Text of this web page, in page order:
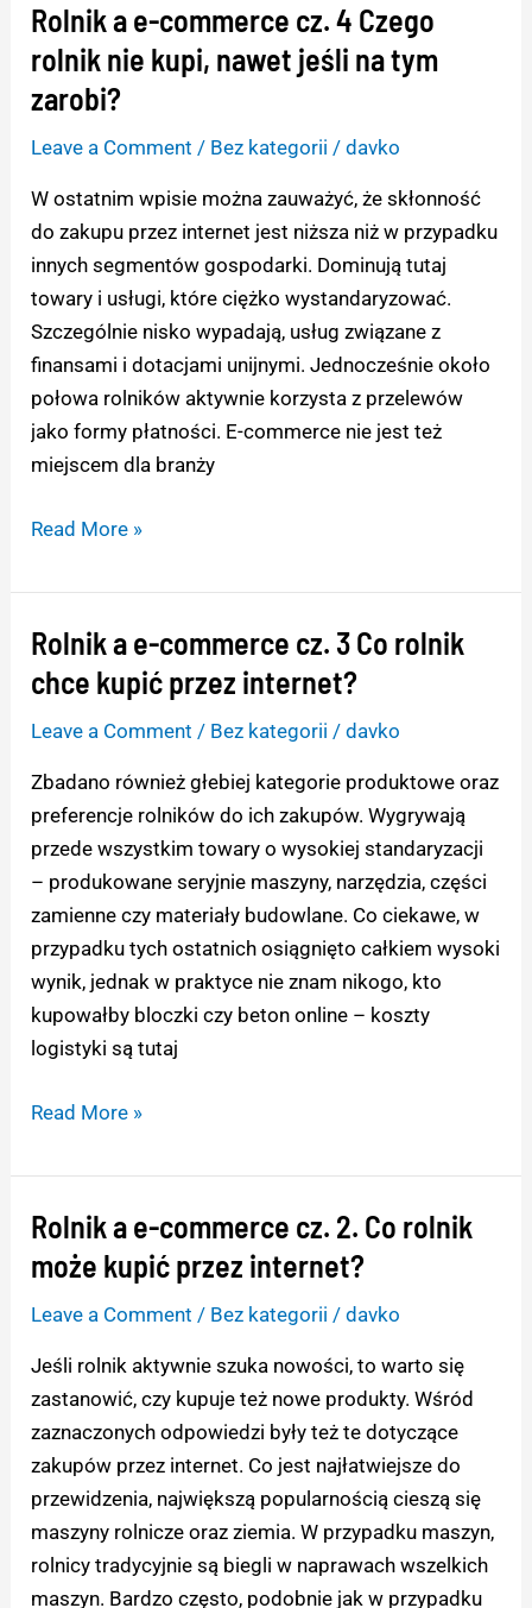
Rolnik a e-commerce cz. 4 Czego
rolnik nie kupi, nawet jeśli na tym
zarobi?
Leave a Comment / Bez kategorii /davko
W ostatnim wpisie można zauważyć, że skłonność
do zakupu przez internet jest niższa niż w przypadku
innych segmentów gospodarki. Dominują tutaj
towary i usługi, które ciężko wystandaryzować.
Szczególnie nisko wypadają, usług związane z
finansami i dotacjami unijnymi. Jednocześnie około
połowa rolników aktywnie korzysta z przelewów
jako formy płatności. E-commerce nie jest też
miejscem dla branży
Rolnik
a
commerce
cz.
nawet
na
tym
zarobi?
Read More »
Rolnik a e-commerce cz. 3 Co rolnik
chce kupić przez internet?
Leave a Comment / Bez kategorii /davko
Zbadano również głebiej kategorie produktowe oraz
preferencje rolników do ich zakupów. Wygrywają
przede wszystkim towary o wysokiej standaryzacji
– produkowane seryjnie maszyny, narzędzia, części
zamienne czy materiały budowlane. Co ciekawe, w
przypadku tych ostatnich osiągnięto całkiem wysoki
wynik, jednak w praktyce nie znam nikogo, kto
kupowałby bloczki czy beton online – koszty
logistyki są tutaj
Rolnik
a
commerce
cz.
chce
przez
internet?
Read More »
Rolnik a e-commerce cz. 2. Co rolnik
może kupić przez internet?
Leave a Comment / Bez kategorii /davko
Jeśli rolnik aktywnie szuka nowości, to warto się
zastanowić, czy kupuje też nowe produkty. Wśród
zaznaczonych odpowiedzi były też te dotyczące
zakupów przez internet. Co jest najłatwiejsze do
przewidzenia, największą popularnością cieszą się
maszyny rolnicze oraz ziemia. W przypadku maszyn,
rolnicy tradycyjnie są biegli w naprawach wszelkich
maszyn. Bardzo często, podobnie jak w przypadku
Rolnik
a
commerce
cz.
rolnik
przez